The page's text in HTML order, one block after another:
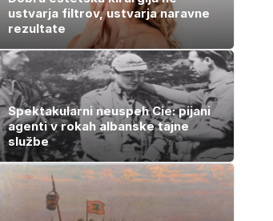
ustvarja filtrov, ustvarja naravne
rezultate
Spektakularni neuspeh Cie: pijani
agenti v rokah albanske tajne
službe